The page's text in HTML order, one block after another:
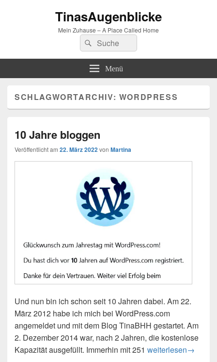
TinasAugenblicke
Mein Zuhause – A Place Called Home
Suchen
nach:
Suchen
Menü
SCHLAGWORTARCHIV: WORDPRESS
10 Jahre bloggen
Veröffentlicht am 22. März 2022von Martina
Und nun bin ich schon seit 10 Jahren dabei. Am 22.
März 2012 habe ich mich bei WordPress.com
angemeldet und mit dem Blog TinaBHH gestartet. Am
2. Dezember 2014 war, nach 2 Jahren, die kostenlose
Kapazität ausgefüllt. Immerhin mit 251 10 Jahre bloggen
weiterlesen→